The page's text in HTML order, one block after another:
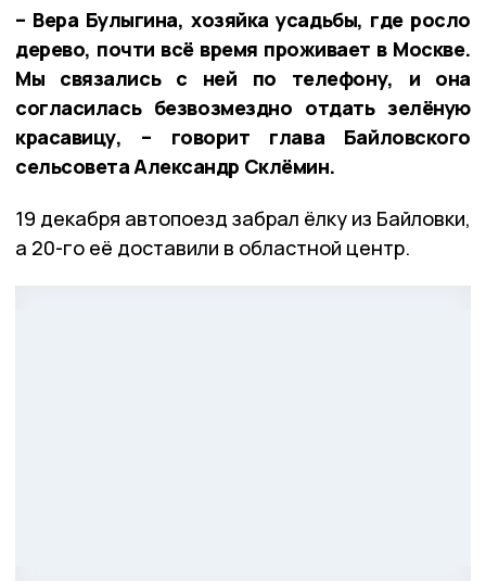
– Вера Булыгина, хозяйка усадьбы, где росло
дерево, почти всё время проживает в Москве.
Мы связались с ней по телефону, и она
согласилась безвозмездно отдать зелёную
красавицу, – говорит глава Байловского
сельсовета Александр Склёмин.
19 декабря автопоезд забрал ёлку из Байловки,
а 20-го её доставили в областной центр.